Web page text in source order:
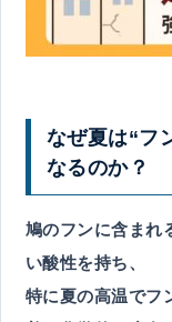
なぜ夏は“フ
なるのか？
鳩のフンに含まれ
い酸性を持ち、
特に夏の高温でフ